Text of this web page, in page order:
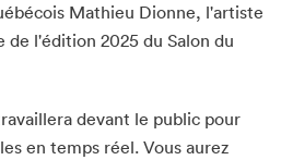
Mathieu Dionne, l'artiste
l'édition 2025 du Salon du
devant le public pour
en temps réel. Vous aurez